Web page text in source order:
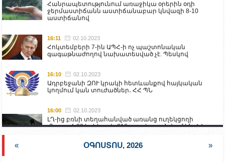
Հանրապետությունում առաջիկա օրերին օդի
ջերմաստիճանն աստիճանաբար կնվազի 8-10
աստիճանով
16:11 02.10.2023
Հոկտեմբերի 7-ին ԱՊՀ-ի ոչ պաշտոնական
գագաթնաժողով նախատեսված չէ. Պեսկով
16:10 02.10.2023
Ադրբեջանի ԶՈՒ կրակի հետևանքով հայկական
կողմում կան տուժածներ․ ՀՀ ՊՆ
16:00 02.10.2023
ԼՂ-ից բռնի տեղահանված առանց ուղեկցողի
մնացած 20 երեխա և 216 տարեց գտնվում են ՀՀ
նախարարության հոգածության ներքո
« ՕԳՈՍՏՈՍ, 2026 »